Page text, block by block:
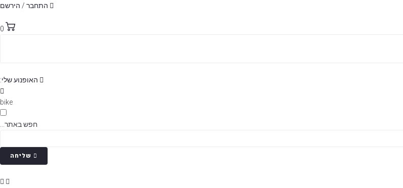
התחבר / הירשם
0
האופנוע שלי:
bike
חפש באתר...
שליחה